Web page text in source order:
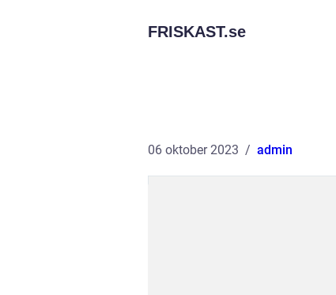
FRISKAST.se
06 oktober 2023 admin